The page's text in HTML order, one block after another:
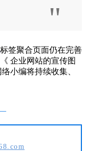
"
标签聚合页面仍在完善
企业网站的宣传图
小编将持续收集、